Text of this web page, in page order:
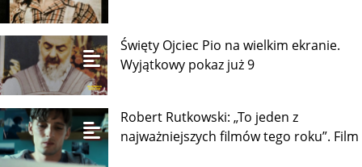
Święty Ojciec Pio na wielkim ekranie.
Wyjątkowy pokaz już 9
Robert Rutkowski: „To jeden z
najważniejszych filmów tego roku”. Film